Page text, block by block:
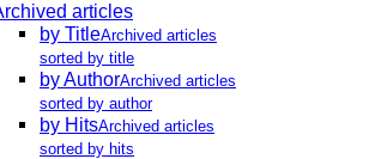
articles
by TitleArchived articles
sorted by title
by AuthorArchived articles
sorted by author
by HitsArchived articles
sorted by hits